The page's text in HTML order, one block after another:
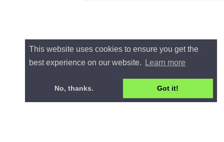
This website uses cookies to ensure you get the
best experience on our website.
Learn more
No, thanks. Got it!